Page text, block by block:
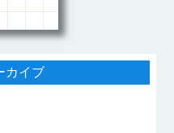
カイブ